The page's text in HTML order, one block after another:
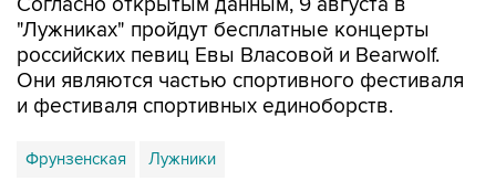
"Лужниках" пройдут бесплатные концерты
российских певиц Евы Власовой и Bearwolf.
Они являются частью спортивного фестиваля
и фестиваля спортивных единоборств.
Фрунзенская Лужники